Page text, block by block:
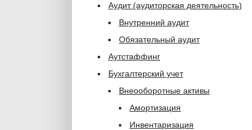
Аудит (аудиторская деятельность)
Внутренний аудит
Обязательный аудит
Аутстаффинг
Бухгалтерский учет
Внеооборотные активы
Амортизация
Инвентаризация